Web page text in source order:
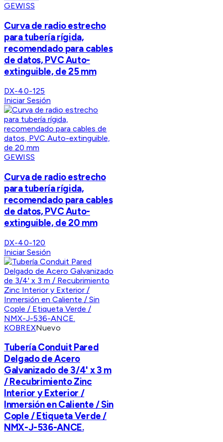
GEWISS
Curva de radio estrecho
para tubería rígida,
recomendado para cables
de datos, PVC Auto-
extinguible, de 25 mm
DX-40-125
Iniciar Sesión
GEWISS
Curva de radio estrecho
para tubería rígida,
recomendado para cables
de datos, PVC Auto-
extinguible, de 20 mm
DX-40-120
Iniciar Sesión
KOBREXNuevo
Tubería Conduit Pared
Delgado de Acero
Galvanizado de 3/4' x 3 m
/ Recubrimiento Zinc
Interior y Exterior /
Inmersión en Caliente / Sin
Cople / Etiqueta Verde /
NMX-J-536-ANCE.